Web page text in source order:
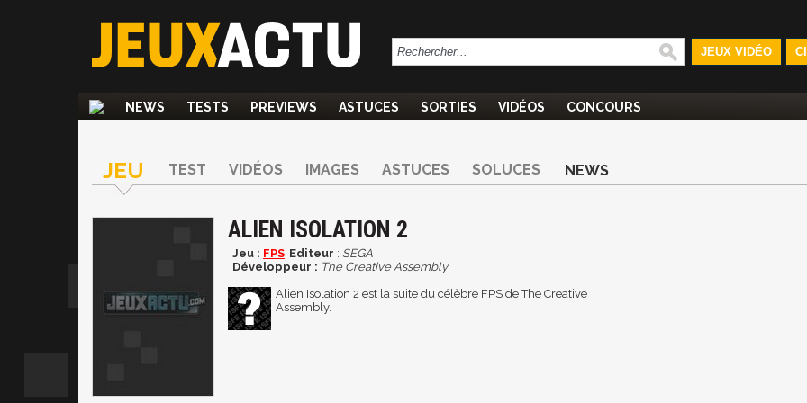
JEUX VIDÉO
NEWS TESTS PREVIEWS ASTUCES SORTIES VIDÉOS CONCOURS
JEU TEST VIDÉOS IMAGES ASTUCES SOLUCES NEWS
ALIEN ISOLATION 2
Jeu : FPS Editeur : SEGA
Développeur : The Creative Assembly
Alien Isolation 2 est la suite du célèbre FPS de The Creative
Assembly.